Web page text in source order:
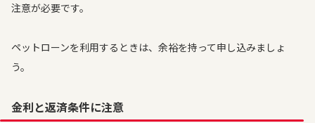
注意が必要です。
ペットローンを利用するときは、余裕を持って申し込みましょ
う。
金利と返済条件に注意